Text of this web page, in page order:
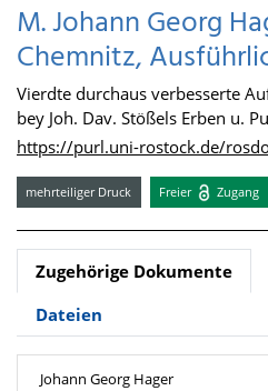
M. Johann Georg
Chemnitz,
Vierdte durchaus verbesserte
bey Joh. Dav. Stößels Erben u.
https://purl.uni-rostock.de/
mehrteiliger Druck Freier Zugang
Zugehörige Dokumente
Dateien
Johann Georg Hager